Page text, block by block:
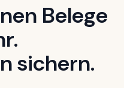
Belege
sichern.